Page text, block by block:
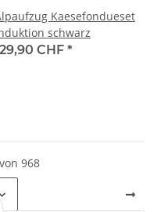
Kaesefondueset
schwarz
CHF *
968